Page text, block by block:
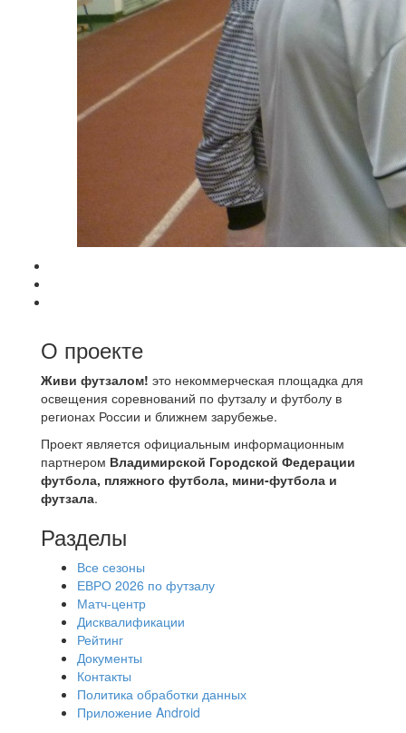
О проекте
Живи футзалом! это некоммерческая площадка для
освещения соревнований по футзалу и футболу в
регионах России и ближнем зарубежье.
Проект является официальным информационным
партнером Владимирской Городской Федерации
футбола, пляжного футбола, мини-футбола и
футзала.
Разделы
Все сезоны
ЕВРО 2026 по футзалу
Матч-центр
Дисквалификации
Рейтинг
Документы
Контакты
Политика обработки данных
Приложение Android